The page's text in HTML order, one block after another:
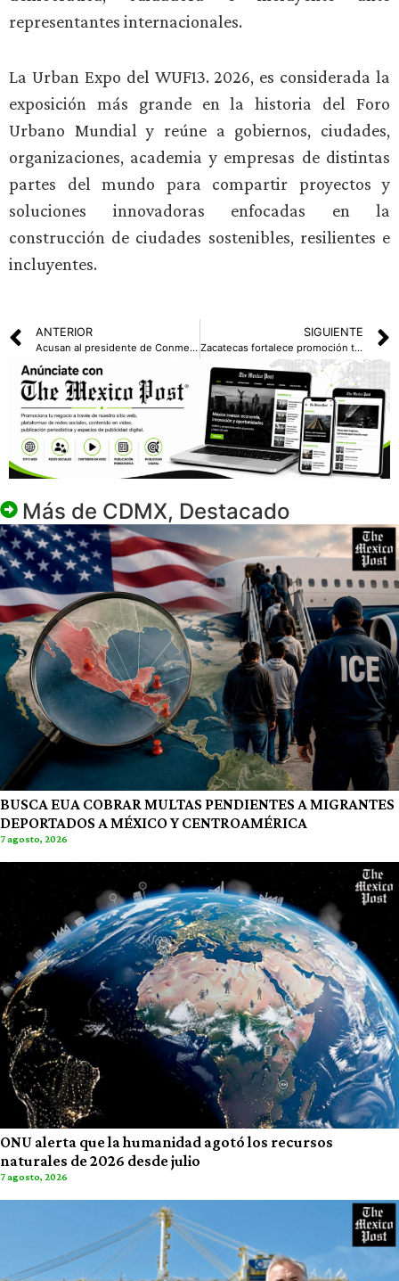
representantes internacionales.
La Urban Expo del WUF13. 2026, es considerada la
exposición más grande en la historia del Foro
Urbano Mundial y reúne a gobiernos, ciudades,
organizaciones, academia y empresas de distintas
partes del mundo para compartir proyectos y
soluciones innovadoras enfocadas en la
construcción de ciudades sostenibles, resilientes e
incluyentes.
ANTERIOR
Acusan al presidente de Conmebol por presunto desvío millonario del FIFAGate
SIGUIENTE
Zacatecas fortalece promoción turística con visita de influencer internacional
Más de CDMX, Destacado
BUSCA EUA COBRAR MULTAS PENDIENTES A MIGRANTES
DEPORTADOS A MÉXICO Y CENTROAMÉRICA
7 agosto, 2026
ONU alerta que la humanidad agotó los recursos
naturales de 2026 desde julio
7 agosto, 2026